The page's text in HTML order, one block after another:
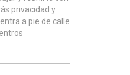
privacidad y
a pie de calle